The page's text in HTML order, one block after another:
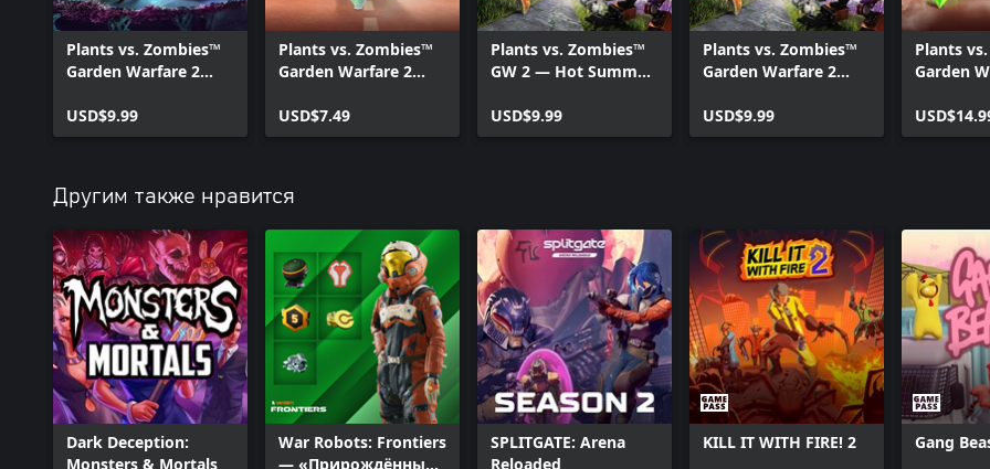
Plants vs. Zombies™
Garden Warfare 2
Upgrade
USD$9.99
Plants vs. Zombies™
Garden Warfare 2
Upgrade
USD$7.49
Plants vs. Zombies™
GW 2 — Hot Summer
USD$9.99
Plants vs. Zombies™
Garden Warfare 2
Upgrade
USD$9.99
Plants
Garden
Upgrade
Другим также нравится
Dark Deception:
Monsters & Mortals
War Robots: Frontiers
— «Прирождённый
SPLITGATE: Arena
Reloaded
KILL IT WITH FIRE! 2 Gang